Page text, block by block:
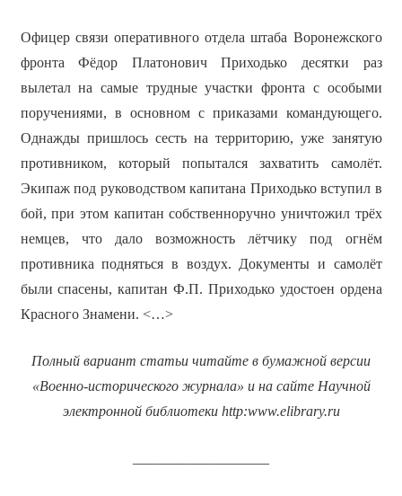
Офицер связи оперативного отдела штаба Воронежского
фронта Фёдор Платонович Приходько десятки раз
вылетал на самые трудные участки фронта с особыми
поручениями, в основном с приказами командующего.
Однажды пришлось сесть на территорию, уже занятую
противником, который попытался захватить самолёт.
Экипаж под руководством капитана Приходько вступил в
бой, при этом капитан собственноручно уничтожил трёх
немцев, что дало возможность лётчику под огнём
противника подняться в воздух. Документы и самолёт
были спасены, капитан Ф.П. Приходько удостоен ордена
Красного Знамени. <…>
Полный вариант статьи читайте в бумажной версии
«Военно-исторического журнала» и на сайте Научной
электронной библиотеки http:www.elibrary.ru